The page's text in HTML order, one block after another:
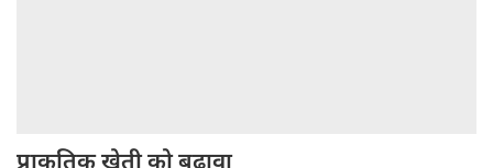
प्राकृतिक खेती को बढ़ावा